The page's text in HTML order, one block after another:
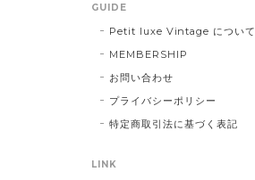
GUIDE
Petit luxe Vintage について
MEMBERSHIP
お問い合わせ
プライバシーポリシー
特定商取引法に基づく表記
LINK